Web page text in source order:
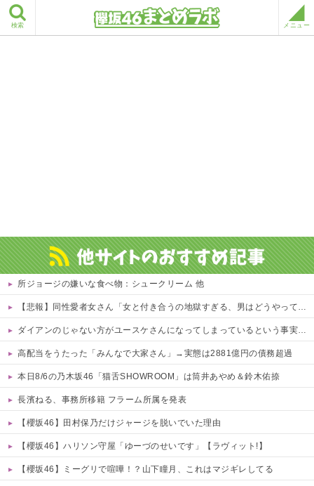
検索 メニュー
所ジョージの嫌いな食べ物：シュークリーム 他
【悲報】同性愛者女さん「女と付き合うの地獄すぎる、男はどうやって耐えてんの？」←コレは同意せざるおえないと話題に
ダイアンのじゃない方がユースケさんになってしまっているという事実←これ
高配当をうたった「みんなで大家さん」→実態は2881億円の債務超過
本日8/6の乃木坂46「猫舌SHOWROOM」は筒井あやめ＆鈴木佑捺
長濱ねる、事務所移籍 フラーム所属を発表
【櫻坂46】田村保乃だけジャージを脱いでいた理由
【櫻坂46】ハリソン守屋「ゆーづのせいです」【ラヴィット!】
【櫻坂46】ミーグリで喧嘩！？山下瞳月、これはマジギレしてる